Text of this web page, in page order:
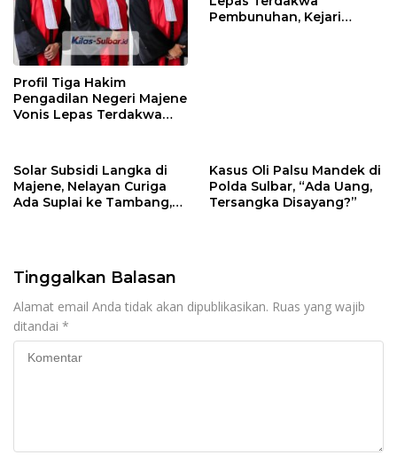
Profil Tiga Hakim
Pengadilan Negeri Majene
Vonis Lepas Terdakwa
Pembunuhan, Kejari
Solar Subsidi Langka di
Majene, Nelayan Curiga
Ada Suplai ke Tambang,
Kasus Oli Palsu Mandek di
Polda Sulbar, “Ada Uang,
Tersangka Disayang?”
Tinggalkan Balasan
Alamat email Anda tidak akan dipublikasikan. Ruas yang wajib
ditandai *